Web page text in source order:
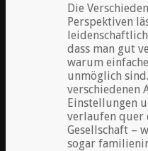
Die
Perspektiven
dass man gut
warum
unmöglich
verschiedenen
Einstellungen
verlaufen quer
Gesellschaft –
sogar